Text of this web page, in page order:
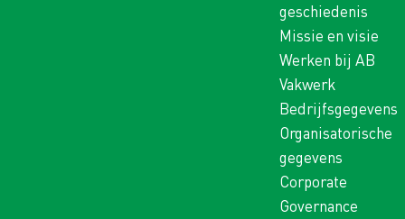
geschiedenis
Missie en visie
Werken bij AB
Vakwerk
Bedrijfsgegevens
Organisatorische
gegevens
Corporate
Governance